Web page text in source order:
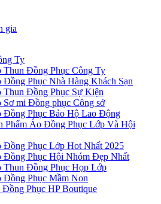
gia
Ty
Thun Đồng Phục Công Ty
Đồng Phục Nhà Hàng Khách Sạn
Thun Đồng Phục Sự Kiện
Sơ mi Đồng phục Công sở
Đồng Phục Bảo Hộ Lao Động
Phẩm Áo Đồng Phục Lớp Và Hội
Đồng Phục Lớp Hot Nhất 2025
Đồng Phục Hội Nhóm Đẹp Nhất
Thun Đồng Phục Họp Lớp
Đồng Phục Mầm Non
Phục HP Boutique